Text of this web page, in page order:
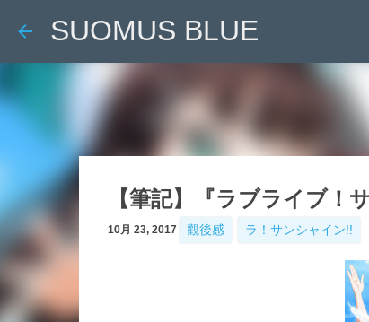
SUOMUS BLUE
【筆記】『ラブライブ！
10月 23, 2017 觀後感 ラ！サンシャイン!!